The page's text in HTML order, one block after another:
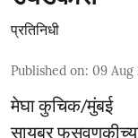
प्रतिनिधी
Published on: 09 Aug
मेघा कुचिक/मुंबई
सायबर फसवणुकीच्या